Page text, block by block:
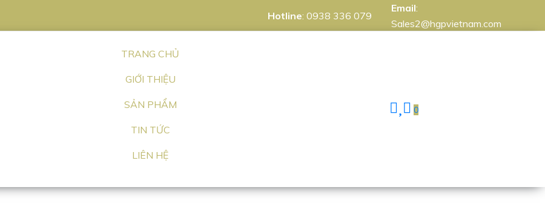
Hotline: 0938 336 079
Email:
Sales2@hgpvietnam.com
TRANG CHỦ
GIỚI THIỆU
SẢN PHẨM
TIN TỨC
LIÊN HỆ
0